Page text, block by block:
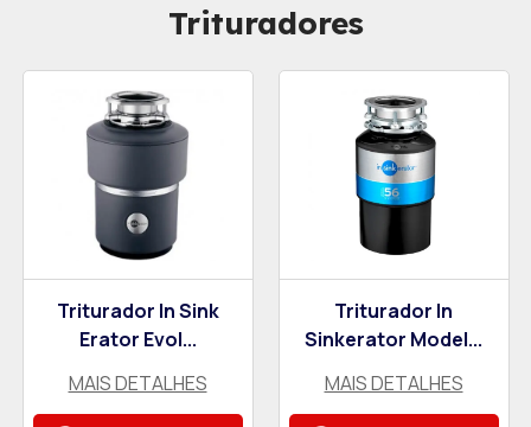
Trituradores
Triturador In Sink
Erator Evol...
MAIS DETALHES
Triturador In
Sinkerator Model...
MAIS DETALHES